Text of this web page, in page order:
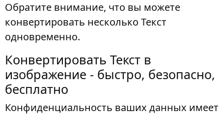
Обратите внимание, что вы можете
конвертировать несколько Текст
одновременно.
Конвертировать Текст в
изображение - быстро, безопасно,
бесплатно
Конфиденциальность ваших данных имеет